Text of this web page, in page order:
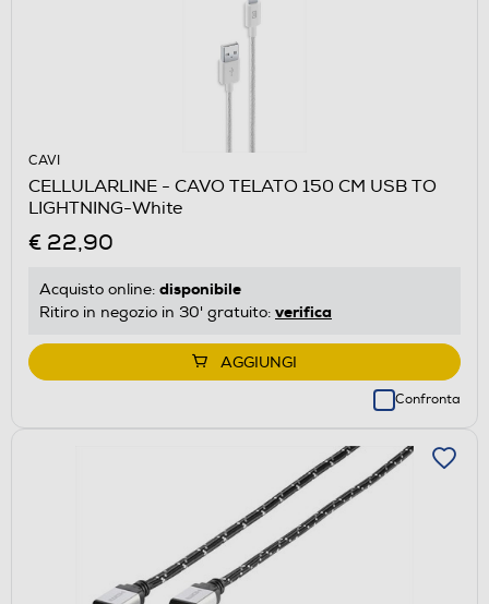
CAVI
CELLULARLINE - CAVO TELATO 150 CM USB TO
LIGHTNING-White
€ 22,90
Acquisto online: disponibile
Ritiro in negozio in 30' gratuito: verifica
AGGIUNGI
Confronta